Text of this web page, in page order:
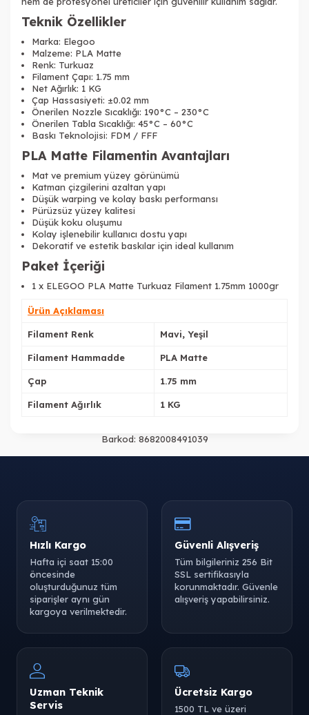
Teknik Özellikler
Marka: Elegoo
Malzeme: PLA Matte
Renk: Turkuaz
Filament Çapı: 1.75 mm
Net Ağırlık: 1 KG
Çap Hassasiyeti: ±0.02 mm
Önerilen Nozzle Sıcaklığı: 190°C – 230°C
Önerilen Tabla Sıcaklığı: 45°C – 60°C
Baskı Teknolojisi: FDM / FFF
PLA Matte Filamentin Avantajları
Mat ve premium yüzey görünümü
Katman çizgilerini azaltan yapı
Düşük warping ve kolay baskı performansı
Pürüzsüz yüzey kalitesi
Düşük koku oluşumu
Kolay işlenebilir kullanıcı dostu yapı
Dekoratif ve estetik baskılar için ideal kullanım
Paket İçeriği
1 x ELEGOO PLA Matte Turkuaz Filament 1.75mm 1000gr
Ürün Açıklaması
Filament Renk Mavi, Yeşil
Filament Hammadde PLA Matte
Çap 1.75 mm
Filament Ağırlık 1 KG
Barkod: 8682008491039
Hızlı Kargo
Hafta içi saat 15:00
öncesinde
oluşturduğunuz tüm
siparişler aynı gün
kargoya verilmektedir.
Güvenli Alışveriş
Tüm bilgileriniz 256 Bit
SSL sertifikasıyla
korunmaktadır. Güvenle
alışveriş yapabilirsiniz.
Uzman Teknik
Servis
Ücretsiz Kargo
1500 TL ve üzeri